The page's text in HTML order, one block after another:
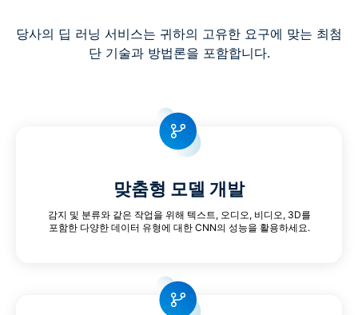
당사의 딥 러닝 서비스는 귀하의 고유한 요구에 맞는 최첨
단 기술과 방법론을 포함합니다.
맞춤형 모델 개발
감지 및 분류와 같은 작업을 위해 텍스트, 오디오, 비디오, 3D를
포함한 다양한 데이터 유형에 대한 CNN의 성능을 활용하세요.